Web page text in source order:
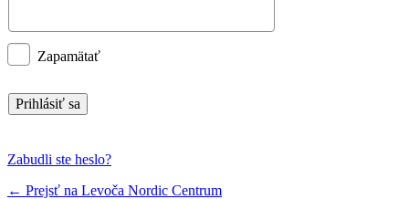
Zapamätať
Zabudli ste heslo?
← Prejsť na Levoča Nordic Centrum